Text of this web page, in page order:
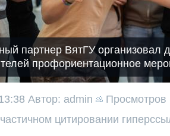
партнер ВятГУ организовал
профориентационное
Автор: admin Просмотров
цитировании